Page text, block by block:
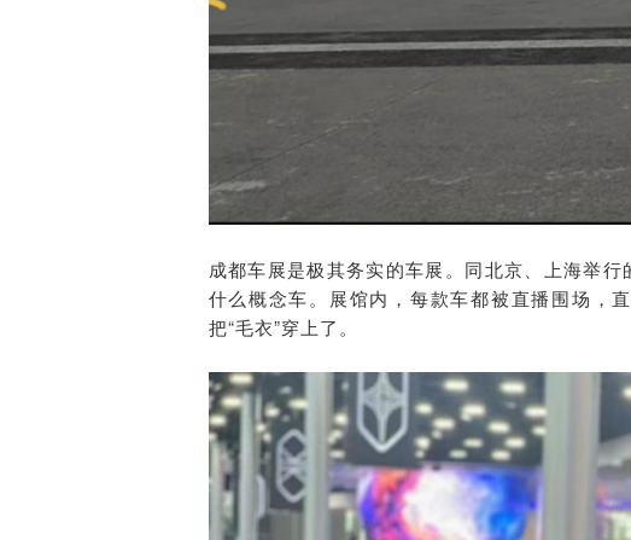
成都车展是极其务实的车展。同北京、上海举
什么概念车。展馆内，每款车都被直播围场，
把“毛衣”穿上了。